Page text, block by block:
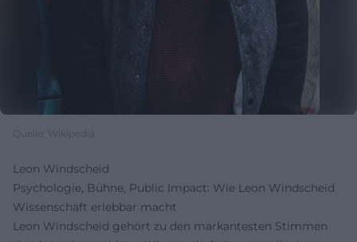
Quelle: Wikipedia
Leon Windscheid
Psychologie, Bühne, Public Impact: Wie Leon Windscheid
Wissenschaft erlebbar macht
Leon Windscheid gehört zu den markantesten Stimmen